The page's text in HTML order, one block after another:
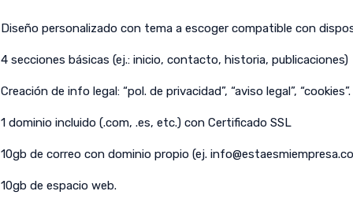
Diseño personalizado con tema a escoger compatible con
4 secciones básicas (ej.: inicio, contacto, historia, publicaciones)
Creación de info legal: “pol. de privacidad”, “aviso legal”, “cookies”.
1 dominio incluido (.com, .es, etc.) con Certificado SSL
10gb de correo con dominio propio (ej.
10gb de espacio web.